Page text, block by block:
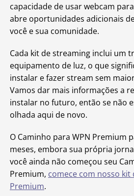
capacidade de usar webcam
abre oportunidades adicionais
você e sua comunidade.
Cada kit de streaming inclui um
equipamento de luz, o que
instalar e fazer stream sem
Vamos dar mais informações a
instalar no futuro, então se não
olhada aqui de novo.
O Caminho para WPN Premium
meses, embora sua própria
você ainda não começou seu
Premium, comece com nosso kit
Premium.